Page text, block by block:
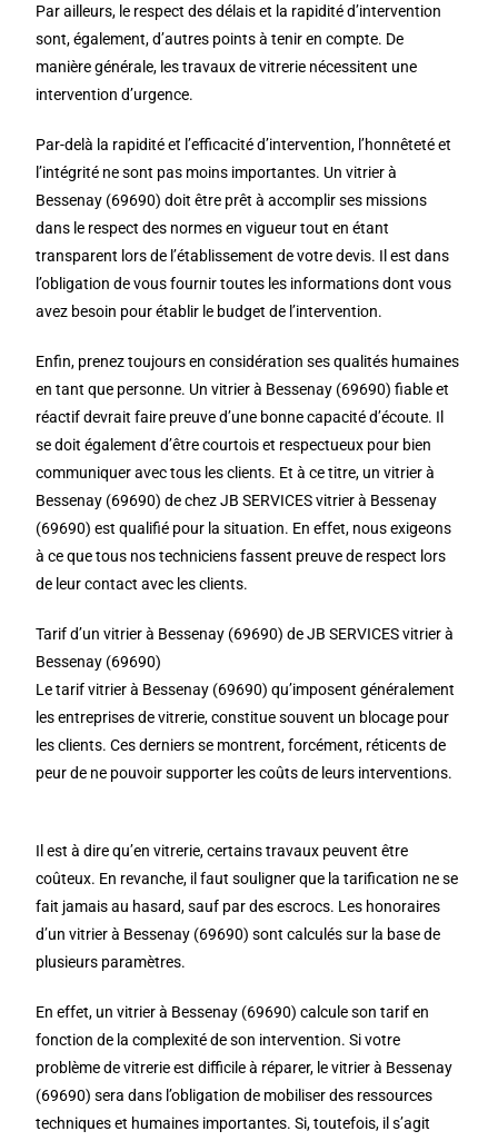
Par ailleurs, le respect des délais et la rapidité d’intervention
sont, également, d’autres points à tenir en compte. De
manière générale, les travaux de vitrerie nécessitent une
intervention d’urgence.
Par-delà la rapidité et l’efficacité d’intervention, l’honnêteté et
l’intégrité ne sont pas moins importantes. Un vitrier à
Bessenay (69690) doit être prêt à accomplir ses missions
dans le respect des normes en vigueur tout en étant
transparent lors de l’établissement de votre devis. Il est dans
l’obligation de vous fournir toutes les informations dont vous
avez besoin pour établir le budget de l’intervention.
Enfin, prenez toujours en considération ses qualités humaines
en tant que personne. Un vitrier à Bessenay (69690) fiable et
réactif devrait faire preuve d’une bonne capacité d’écoute. Il
se doit également d’être courtois et respectueux pour bien
communiquer avec tous les clients. Et à ce titre, un vitrier à
Bessenay (69690) de chez JB SERVICES vitrier à Bessenay
(69690) est qualifié pour la situation. En effet, nous exigeons
à ce que tous nos techniciens fassent preuve de respect lors
de leur contact avec les clients.
Tarif d’un vitrier à Bessenay (69690) de JB SERVICES vitrier à
Bessenay (69690)
Le tarif vitrier à Bessenay (69690) qu’imposent généralement
les entreprises de vitrerie, constitue souvent un blocage pour
les clients. Ces derniers se montrent, forcément, réticents de
peur de ne pouvoir supporter les coûts de leurs interventions.
Il est à dire qu’en vitrerie, certains travaux peuvent être
coûteux. En revanche, il faut souligner que la tarification ne se
fait jamais au hasard, sauf par des escrocs. Les honoraires
d’un vitrier à Bessenay (69690) sont calculés sur la base de
plusieurs paramètres.
En effet, un vitrier à Bessenay (69690) calcule son tarif en
fonction de la complexité de son intervention. Si votre
problème de vitrerie est difficile à réparer, le vitrier à Bessenay
(69690) sera dans l’obligation de mobiliser des ressources
techniques et humaines importantes. Si, toutefois, il s’agit